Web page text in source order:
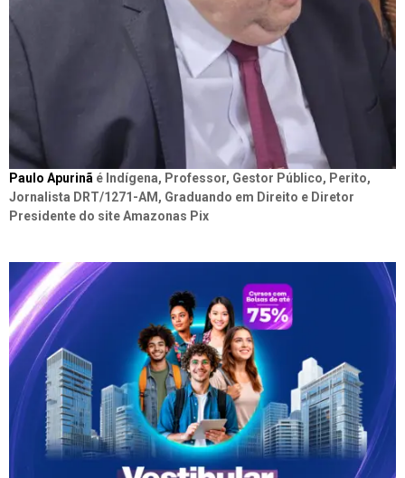
Paulo Apurinã é Indígena, Professor, Gestor Público, Perito,
Jornalista DRT/1271-AM, Graduando em Direito e Diretor
Presidente do site Amazonas Pix